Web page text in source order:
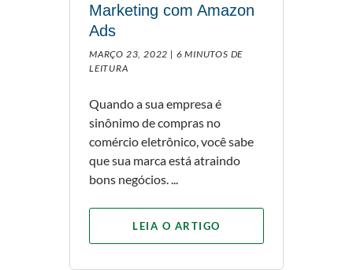
Marketing com Amazon
Ads
MARÇO 23, 2022 | 6 MINUTOS DE
LEITURA
Quando a sua empresa é
sinônimo de compras no
comércio eletrônico, você sabe
que sua marca está atraindo
bons negócios. ...
LEIA O ARTIGO